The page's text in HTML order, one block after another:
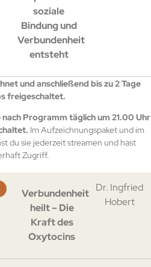
soziale
Bindung und
Verbundenheit
entsteht
und anschließend bis zu 2 Tage
freigeschaltet.
Programm täglich um 21.00 Uhr
Im Aufzeichnungspaket und im
du sie jederzeit streamen und hast
Zugriff.
Verbundenheit
heilt – Die
Kraft des
Oxytocins
Dr. Ingfried
Hobert